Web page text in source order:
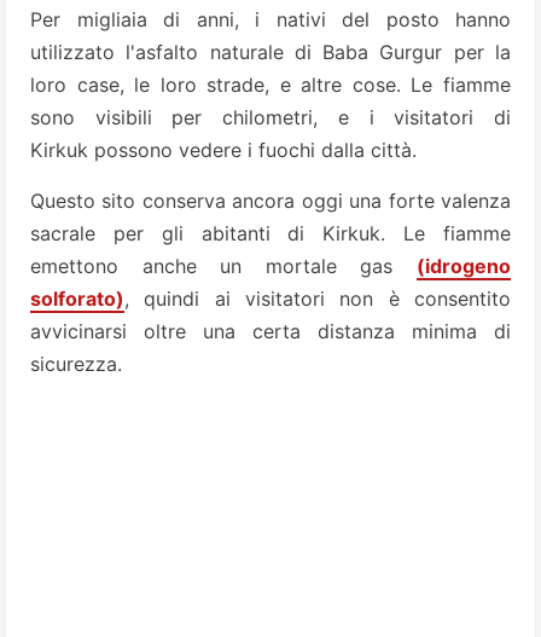
Per migliaia di anni, i nativi del posto hanno
utilizzato l'asfalto naturale di Baba Gurgur per la
loro case, le loro strade, e altre cose. Le fiamme
sono visibili per chilometri, e i visitatori di
Kirkuk possono vedere i fuochi dalla città.
Questo sito conserva ancora oggi una forte valenza
sacrale per gli abitanti di Kirkuk. Le fiamme
emettono anche un mortale gas (idrogeno
solforato), quindi ai visitatori non è consentito
avvicinarsi oltre una certa distanza minima di
sicurezza.